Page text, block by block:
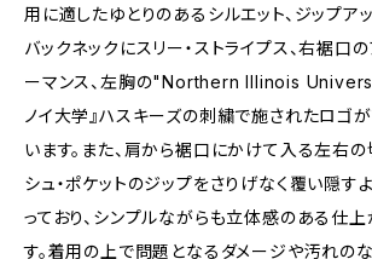
用に適したゆとりのあるシルエット、ジップア
バックネックにスリー・ストライプス、右裾口の
ーマンス、左胸の"Northern Illinois
ノイ大学』ハスキーズの刺繍で施されたロゴが
います。また、肩から裾口にかけて入る左右の
シュ・ポケットのジップをさりげなく覆い隠す
っており、シンプルながらも立体感のある仕上
す。着用の上で問題となるダメージや汚れの